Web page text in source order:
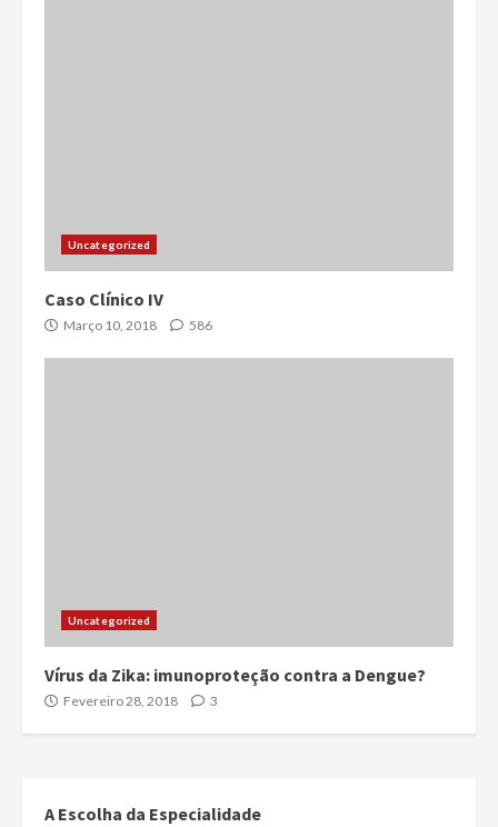
Uncategorized
Caso Clínico IV
Março 10, 2018 586
Uncategorized
Vírus da Zika: imunoproteção contra a Dengue?
Fevereiro 28, 2018 3
A Escolha da Especialidade